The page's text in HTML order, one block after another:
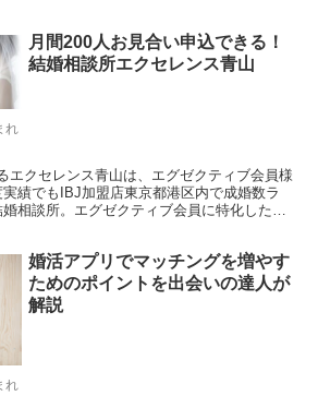
れ
月間200人お見合い申込できる！
結婚相談所エクセレンス青山
エクセレンス青山は、エグゼクティブ会員様
績でもIBJ加盟店東京都港区内で成婚数ラ
相談所。エグゼクティブ会員に特化した結
婚相談所に入会したいけれど、予算的に厳し
は是非ご覧ください。エクセレンス青山の
さんに詳しい話を伺ってきました。
れ
婚活アプリでマッチングを増やす
ためのポイントを出会いの達人が
解説